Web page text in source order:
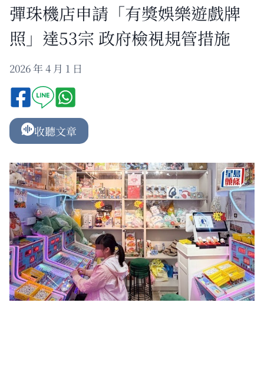
彈珠機店申請「有獎娛樂遊戲牌
照」達53宗 政府檢視規管措施
2026 年 4 月 1 日
收聽文章